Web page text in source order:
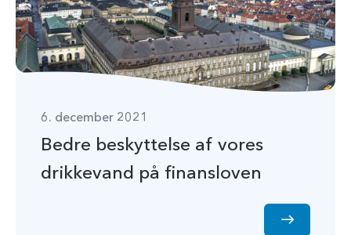
6. december 2021
Bedre beskyttelse af vores
drikkevand på finansloven